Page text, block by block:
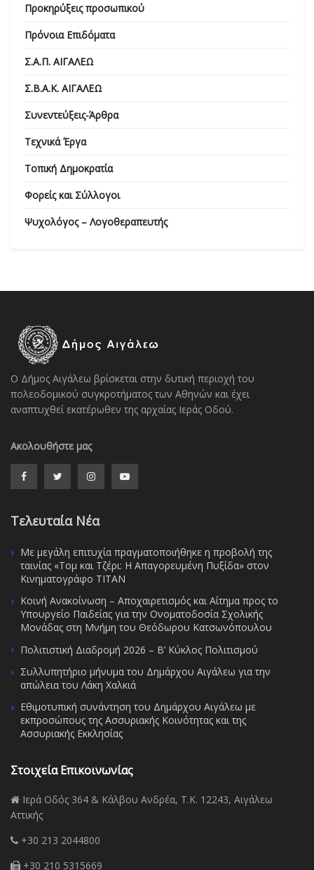
Προκηρύξεις προσωπικού
Πρόνοια Επιδόματα
Σ.Α.Π. ΑΙΓΑΛΕΩ
Σ.Β.Α.Κ. ΑΙΓΑΛΕΩ
Συνεντεύξεις-Άρθρα
Τεχνικά Έργα
Τοπική Δημοκρατία
Φορείς και Σύλλογοι
Ψυχολόγος – Λογοθεραπευτής
Ο Δήμος Αιγάλεω βρίσκεται στην δυτική περιοχή του
πολεοδομικού συγκροτήματος των Αθηνών και έχει
αναπτυχθεί εκατέρωθεν της αρχαίας Ιεράς Οδού.
Ακολουθήστε μας
Τελευταία Νέα
Με μεγάλη επιτυχία πραγματοποιήθηκε η προβολή της
ταινίας «Τομ και Τζέρι: Η Απαγορευμένη Πυξίδα» στον
Κινηματογράφο ΤΙΤΑΝ
Κοινή Ανακοίνωση – Αποχαιρετισμός και Αίτημα προς το
Υπουργείο Παιδείας για την Ονοματοδοσία Σχολικής
Μονάδας στη Μνήμη του Θεόδωρου Κατσωνόπουλου
Πολιτιστική Διαδρομή 2026 – Β’ Κύκλος Πολιτισμού
Συλλυπητήριο μήνυμα του Δημάρχου Αιγάλεω για την
απώλεια του Λάκη Χαλκιά
Εθιμοτυπική συνάντηση του Δημάρχου Αιγάλεω με
εκπροσώπους της Ασσυριακής Κοινότητας και της
Ασσυριακής Εκκλησίας
Στοιχεία Επικοινωνίας
Ιερά Οδός 364 & Κάλβου Ανδρέα, Τ.Κ. 12243, Αιγάλεω
Αττικής
+30 213 2044800
+30 210 5315669